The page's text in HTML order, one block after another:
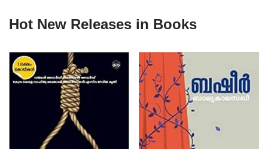
Hot New Releases in Books